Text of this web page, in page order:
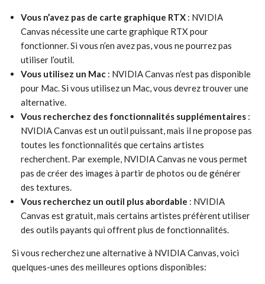
Vous n’avez pas de carte graphique RTX : NVIDIA
Canvas nécessite une carte graphique RTX pour
fonctionner. Si vous n’en avez pas, vous ne pourrez pas
utiliser l’outil.
Vous utilisez un Mac : NVIDIA Canvas n’est pas disponible
pour Mac. Si vous utilisez un Mac, vous devrez trouver une
alternative.
Vous recherchez des fonctionnalités supplémentaires :
NVIDIA Canvas est un outil puissant, mais il ne propose pas
toutes les fonctionnalités que certains artistes
recherchent. Par exemple, NVIDIA Canvas ne vous permet
pas de créer des images à partir de photos ou de générer
des textures.
Vous recherchez un outil plus abordable : NVIDIA
Canvas est gratuit, mais certains artistes préfèrent utiliser
des outils payants qui offrent plus de fonctionnalités.
Si vous recherchez une alternative à NVIDIA Canvas, voici
quelques-unes des meilleures options disponibles: